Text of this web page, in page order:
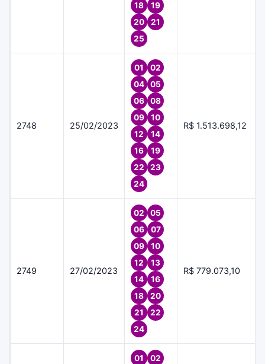
18
19
20
21
25
2748 25/02/2023
01
02
04
05
06
08
09
10
12
14
16
19
22
23
24
R$ 1.513.698,12
2749 27/02/2023
02
05
06
07
09
10
12
13
14
16
18
20
21
22
24
R$ 779.073,10
01
02